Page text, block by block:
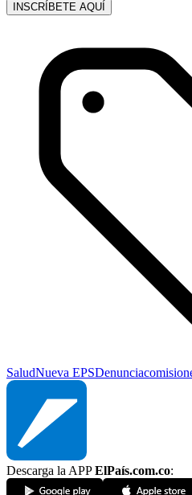
INSCRÍBETE AQUÍ
SaludNueva EPSDenuncia
Descarga la APPElPaís.com.co: